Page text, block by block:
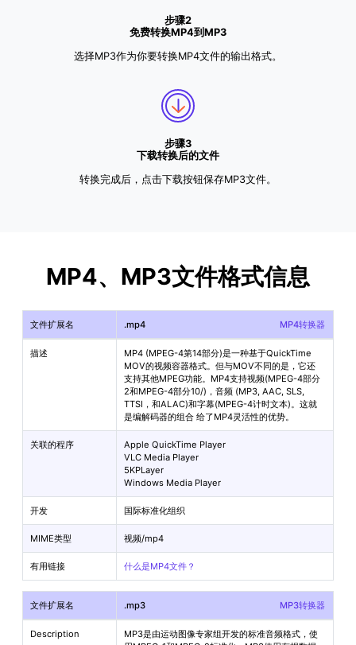
步骤2
免费转换MP4到MP3
选择MP3作为你要转换MP4文件的输出格式。
步骤3
下载转换后的文件
转换完成后，点击下载按钮保存MP3文件。
MP4、MP3文件格式信息
文件扩展名 .mp4 MP4转换器
描述
MP4 (MPEG-4第14部分)是一种基于QuickTime
MOV的视频容器格式。但与MOV不同的是，它还
支持其他MPEG功能。MP4支持视频(MPEG-4部分
2和MPEG-4部分10/)，音频 (MP3, AAC, SLS,
TTSI，和ALAC)和字幕(MPEG-4计时文本)。这就
是编解码器的组合 给了MP4灵活性的优势。
关联的程序
Apple QuickTime Player
VLC Media Player
5KPLayer
Windows Media Player
开发 国际标准化组织
MIME类型 视频/mp4
有用链接 什么是MP4文件？
文件扩展名 .mp3 MP3转换器
Description
MP3是由运动图像专家组开发的标准音频格式，使